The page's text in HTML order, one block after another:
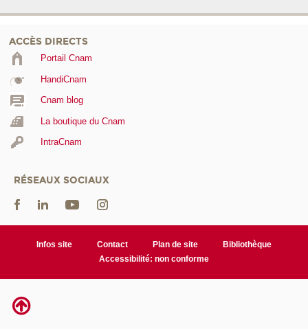
ACCÈS DIRECTS
Portail Cnam
HandiCnam
Cnam blog
La boutique du Cnam
IntraCnam
RÉSEAUX SOCIAUX
Infos site Contact Plan de site
Bibliothèque
Accessibilité: non conforme